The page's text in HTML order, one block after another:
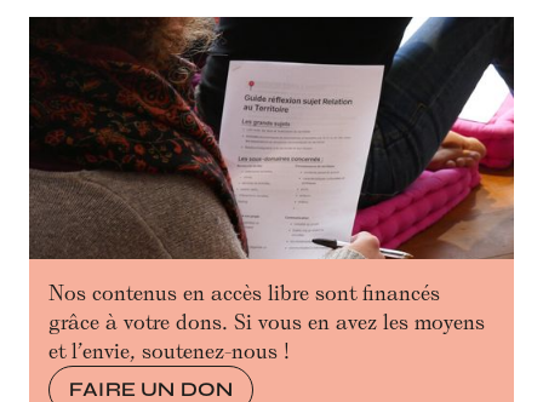
Nos contenus en accès libre sont financés
grâce à votre dons. Si vous en avez les moyens
et l’envie, soutenez-nous !
FAIRE UN DON